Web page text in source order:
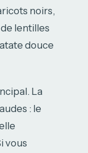
noirs,
lentilles
douce
La
: le
vous